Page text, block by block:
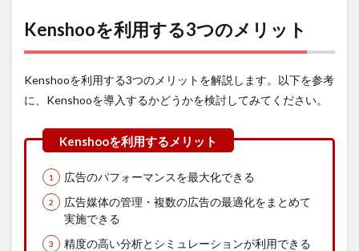
4
と共に利
広告効果
の分析を
する広告
レポート
ール
4.1
広告
レポ
ート
Kenshooを利用する3つのメリット
Kenshooを利用する3つのメリットを解説します。以下を参考
に、Kenshooを導入するかどうかを検討してみてください。
広告のパフォーマンスを最大化できる
広告媒体の管理・複数の広告の最適化をまとめて
実施できる
精度の高い分析とシミュレーションが利用できる